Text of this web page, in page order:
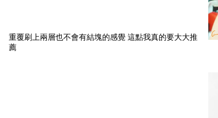
重覆刷上兩層也不會有結塊的感覺 這點我真的要大大推
薦